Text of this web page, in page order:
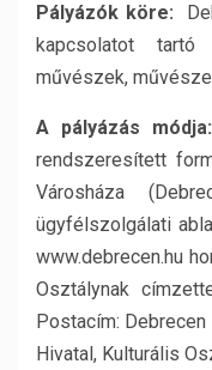
Pályázók köre:
kapcsolatot
művészek,
A pályázás módja:
rendszeresített
Városháza
ügyfélszolgálati
www.debrecen.hu
Osztálynak
Postacím:
Hivatal, Kulturális